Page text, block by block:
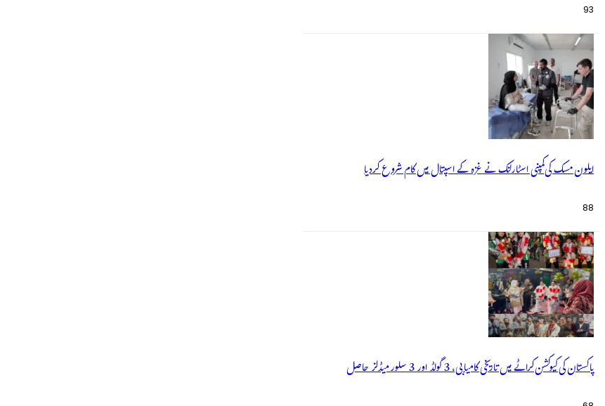
93
ایلون مسک کی کمپنی اسٹارلنک نے غزہ کے اسپتال میں کام شروع کردیا
88
پاکستان کی کیوکشن کراٹے میں تاریخی کامیابی، 3 گولڈ اور 3 سلور میڈلز حاصل